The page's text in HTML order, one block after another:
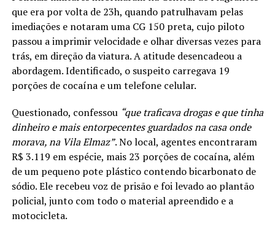
que era por volta de 23h, quando patrulhavam pelas
imediações e notaram uma CG 150 preta, cujo piloto
passou a imprimir velocidade e olhar diversas vezes para
trás, em direção da viatura. A atitude desencadeou a
abordagem. Identificado, o suspeito carregava 19
porções de cocaína e um telefone celular.
Questionado, confessou “que traficava drogas e que tinha
dinheiro e mais entorpecentes guardados na casa onde
morava, na Vila Elmaz”. No local, agentes encontraram
R$ 3.119 em espécie, mais 23 porções de cocaína, além
de um pequeno pote plástico contendo bicarbonato de
sódio. Ele recebeu voz de prisão e foi levado ao plantão
policial, junto com todo o material apreendido e a
motocicleta.